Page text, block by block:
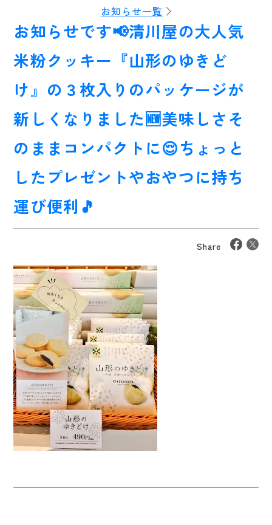
お知らせ一覧
お知らせです📢清川屋の大人気
米粉クッキー『山形のゆきど
け』の３枚入りのパッケージが
新しくなりました🆕美味しさそ
のままコンパクトに😌ちょっと
したプレゼントやおやつに持ち
運び便利🎵
Share